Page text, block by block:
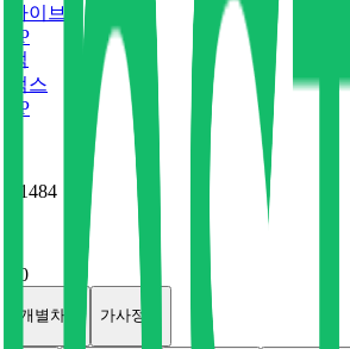
바이브
P
벅
벅스
P
1484
0
개별차트 가사정보